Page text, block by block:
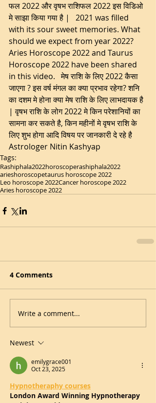
फल 2022 और वृषभ राशिफल 2022 इस विडिओ
मे साझा किया गया है |   2021 was filled
with its sour sweet memories. What
should we expect from year 2022?
Aries Horoscope 2022 and Taurus
Horoscope 2022 have been shared
in this video.   मेष राशि के लिए 2022 कैसा
जाएगा ? इस वर्ष मंगल का क्या प्रभाव रहेगा? शनि
का दशम मे होना क्या मेष राशि के लिए लाभदायक है
| वृषभ राशि के लोग 2022 मे किन परेशानियों का
सामना कर सकते है, किन महीनों मे वृषभ राशि के
लिए शुभ होगा आदि विषय पर जानकारी दे रहे है
Astrologer Nitin Kashyap
Tags:
Rashiphala2022horoscoperashiphala2022
arieshoroscopetaurus horoscope 2022
Leo horoscope 2022Cancer horoscope 2022
Aries horoscope 2022
4 Comments
Write a comment...
Newest
emilygrace001
Oct 23, 2025
Hypnotheraphy courses
London Award Winning Hypnotherapy